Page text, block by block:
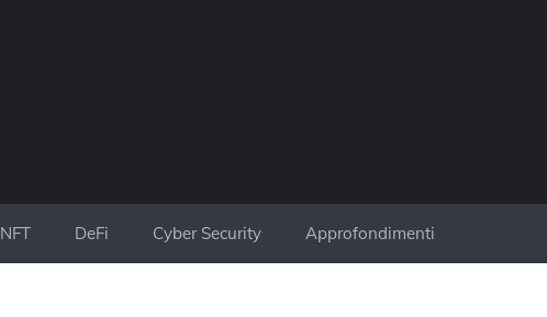
NFT DeFi Cyber Security Approfondimenti